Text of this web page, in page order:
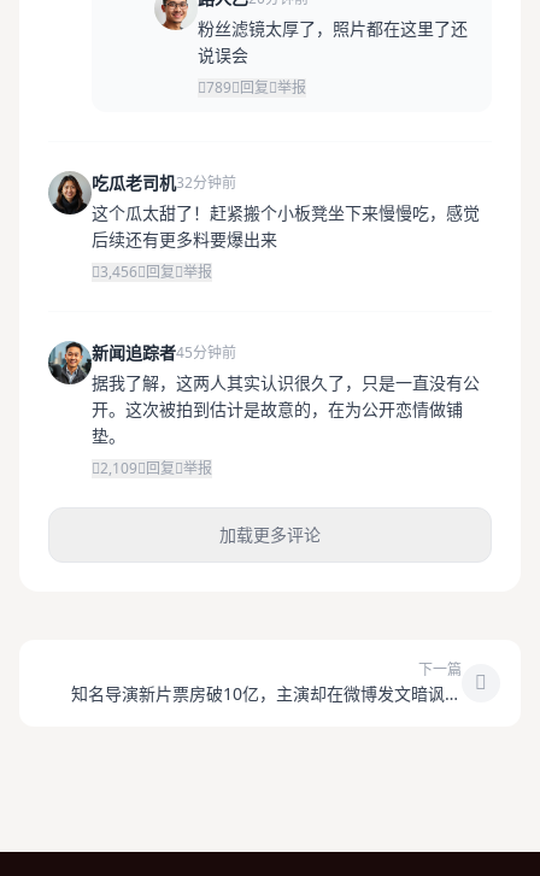
粉丝滤镜太厚了，照片都在这里了还
说误会
789 回复 举报
吃瓜老司机32分钟前
这个瓜太甜了！赶紧搬个小板凳坐下来慢慢吃，感觉
后续还有更多料要爆出来
3,456 回复 举报
新闻追踪者45分钟前
据我了解，这两人其实认识很久了，只是一直没有公
开。这次被拍到估计是故意的，在为公开恋情做铺
垫。
2,109 回复 举报
加载更多评论
下一篇
知名导演新片票房破10亿，主演却在微博发文暗讽片